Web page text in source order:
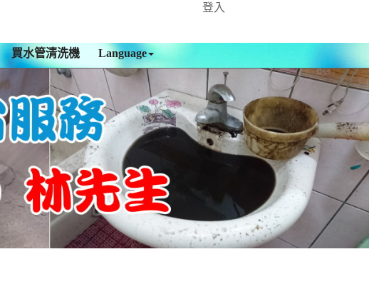
登入
買水管清洗機 Language